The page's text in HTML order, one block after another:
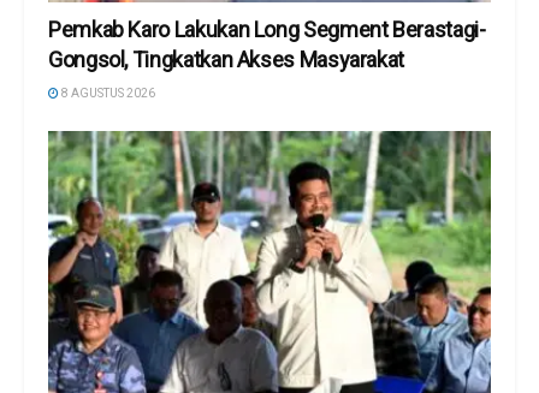
Pemkab Karo Lakukan Long Segment Berastagi-
Gongsol, Tingkatkan Akses Masyarakat
8 AGUSTUS 2026